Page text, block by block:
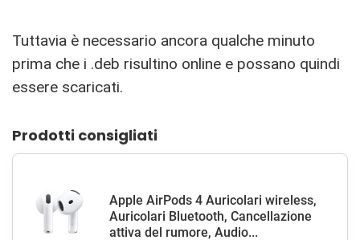
Tuttavia è necessario ancora qualche minuto
prima che i .deb risultino online e possano quindi
essere scaricati.
Prodotti consigliati
Apple AirPods 4 Auricolari wireless,
Auricolari Bluetooth, Cancellazione
attiva del rumore, Audio...